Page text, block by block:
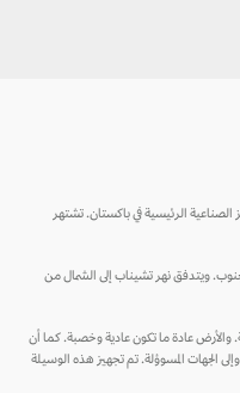
شمال غرب لاهور وعلى بعد بضعة كيلومترات فقط من جامو التي يبلغ عدد سكانها حوالي 6،00،000. وهي واحدة من المراكز الصناعية الرئيسية في باكستان. تشتهر
من جهة الجنوب. ويتدفق نهر تشيناب إلى الشمال من
رطب فهي باردة خلال فصل الشتاء وحارة ورطبة خلال الصيف، حيث أن شهري مايو ويونيو هما الأكثر حرارة، بينما تنخفض درجة الحرارة خلال فصل الشتاء إلى 0 درجة مئوية. والأرض عادة ما تكون عادية وخصبة. كما أن
الجهات المسوؤلة. تم تجهيز هذه الوسيلة